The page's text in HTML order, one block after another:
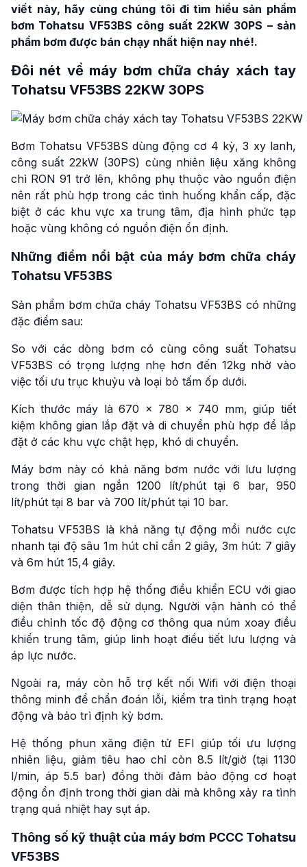
viết này, hãy cùng chúng tôi đi tìm hiểu sản phẩm
bơm Tohatsu VF53BS công suất 22KW 30PS – sản
phẩm bơm được bán chạy nhất hiện nay nhé!.
Đôi nét về máy bơm chữa cháy xách tay
Tohatsu VF53BS 22KW 30PS
Bơm Tohatsu VF53BS dùng động cơ 4 kỳ, 3 xy lanh,
công suất 22kW (30PS) cùng nhiên liệu xăng không
chì RON 91 trở lên, không phụ thuộc vào nguồn điện
nên rất phù hợp trong các tình huống khẩn cấp, đặc
biệt ở các khu vực xa trung tâm, địa hình phức tạp
hoặc vùng không có nguồn điện ổn định.
Những điểm nổi bật của máy bơm chữa cháy
Tohatsu VF53BS
Sản phẩm bơm chữa cháy Tohatsu VF53BS có những
đặc điểm sau:
So với các dòng bơm có cùng công suất Tohatsu
VF53BS có trọng lượng nhẹ hơn đến 12kg nhờ vào
việc tối ưu trục khuỷu và loại bỏ tấm ốp dưới.
Kích thước máy là 670 x 780 x 740 mm, giúp tiết
kiệm không gian lắp đặt và di chuyển phù hợp để lắp
đặt ở các khu vực chật hẹp, khó di chuyển.
Máy bơm này có khả năng bơm nước với lưu lượng
trong thời gian ngắn 1200 lít/phút tại 6 bar, 950
lít/phút tại 8 bar và 700 lít/phút tại 10 bar.
Tohatsu VF53BS là khả năng tự động mồi nước cực
nhanh tại độ sâu 1m hút chỉ cần 2 giây, 3m hút: 7 giây
và 6m hút 15,4 giây.
Bơm được tích hợp hệ thống điều khiển ECU với giao
diện thân thiện, dễ sử dụng. Người vận hành có thể
điều chỉnh tốc độ động cơ thông qua núm xoay điều
khiển trung tâm, giúp linh hoạt điều tiết lưu lượng và
áp lực nước.
Ngoài ra, máy còn hỗ trợ kết nối Wifi với điện thoại
thông minh để chẩn đoán lỗi, kiểm tra tình trạng hoạt
động và bảo trì định kỳ bơm.
Hệ thống phun xăng điện tử EFI giúp tối ưu lượng
nhiên liệu, giảm tiêu hao chỉ còn 8.5 lít/giờ (tại 1130
l/min, áp 5.5 bar) đồng thời đảm bảo động cơ hoạt
động ổn định trong thời gian dài mà không xảy ra tình
trạng quá nhiệt hay sụt áp.
Thông số kỹ thuật của máy bơm PCCC Tohatsu
VF53BS